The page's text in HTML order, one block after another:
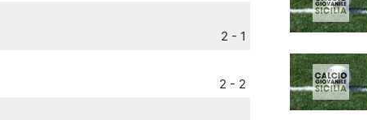
2 - 1
2 - 2